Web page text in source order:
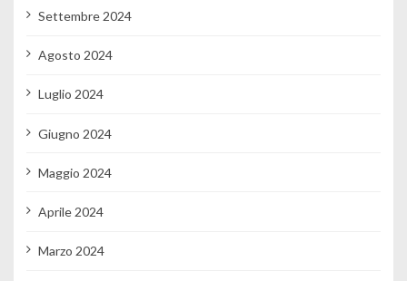
Settembre 2024
Agosto 2024
Luglio 2024
Giugno 2024
Maggio 2024
Aprile 2024
Marzo 2024